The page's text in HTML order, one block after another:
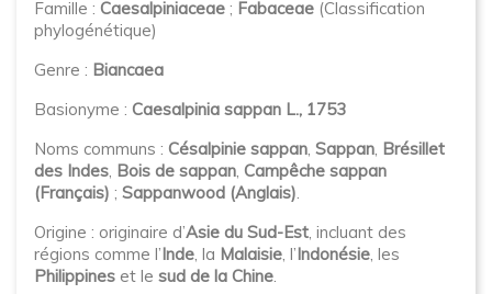
Famille : Caesalpiniaceae ; Fabaceae (Classification
phylogénétique)
Genre : Biancaea
Basionyme : Caesalpinia sappan L., 1753
Noms communs : Césalpinie sappan, Sappan, Brésillet
des Indes, Bois de sappan, Campêche sappan
(Français) ; Sappanwood (Anglais).
Origine : originaire d’Asie du Sud-Est, incluant des
régions comme l’Inde, la Malaisie, l’Indonésie, les
Philippines et le sud de la Chine.